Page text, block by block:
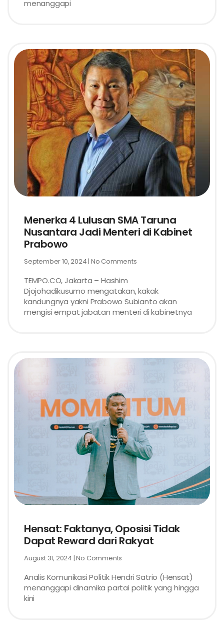
menanggapi
Menerka 4 Lulusan SMA Taruna
Nusantara Jadi Menteri di Kabinet
Prabowo
September 10, 2024 No Comments
TEMPO.CO, Jakarta – Hashim
Djojohadikusumo mengatakan, kakak
kandungnya yakni Prabowo Subianto akan
mengisi empat jabatan menteri di kabinetnya
Hensat: Faktanya, Oposisi Tidak
Dapat Reward dari Rakyat
August 31, 2024 No Comments
Analis Komunikasi Politik Hendri Satrio (Hensat)
menanggapi dinamika partai politik yang hingga
kini